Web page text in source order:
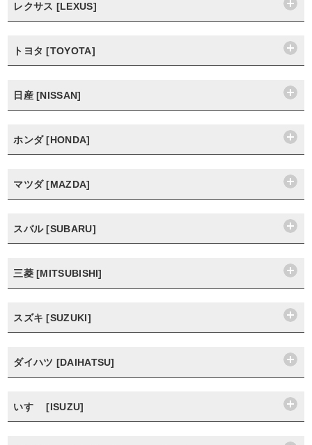
レクサス [LEXUS]
トヨタ [TOYOTA]
日産 [NISSAN]
ホンダ [HONDA]
マツダ [MAZDA]
スバル [SUBARU]
三菱 [MITSUBISHI]
スズキ [SUZUKI]
ダイハツ [DAIHATSU]
いすゞ [ISUZU]